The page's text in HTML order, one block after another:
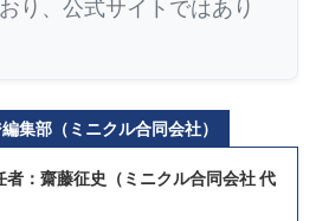
り、公式サイトではあり
集部（ミニクル合同会社）
者：齋藤征史（ミニクル合同会社 代